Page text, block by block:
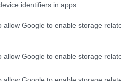
identifiers in apps.
allow Google to enable storage
allow Google to enable storage
allow Google to enable storage